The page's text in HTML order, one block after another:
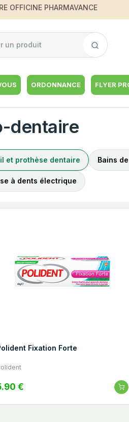
OFFICINE PHARMAVANCE
ORDONNANCE FLYER
dentaire
et prothèse dentaire Bains
à dents électrique
Fixation Forte
€